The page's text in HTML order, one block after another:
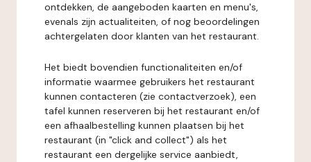
ontdekken, de aangeboden kaarten en menu's,
evenals zijn actualiteiten, of nog beoordelingen
achtergelaten door klanten van het restaurant.
Het biedt bovendien functionaliteiten en/of
informatie waarmee gebruikers het restaurant
kunnen contacteren (zie contactverzoek), een
tafel kunnen reserveren bij het restaurant en/of
een afhaalbestelling kunnen plaatsen bij het
restaurant (in "click and collect") als het
restaurant een dergelijke service aanbiedt,